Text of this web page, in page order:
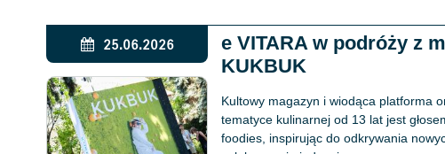
25.06.2026
e VITARA w podróży z
KUKBUK
Kultowy magazyn i wiodąca platforma
tematyce kulinarnej od 13 lat jest
foodies, inspirując do odkrywania